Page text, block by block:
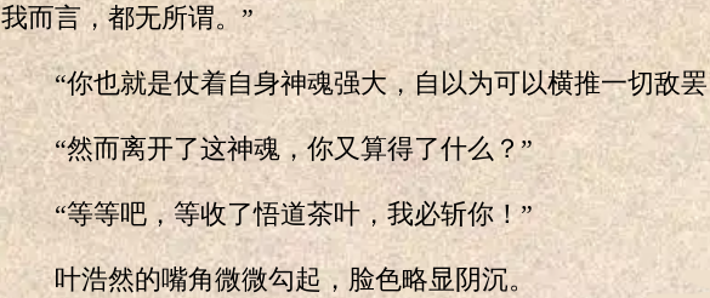
我而言，都无所谓。”
“你也就是仗着自身神魂强大，自以为可以横推一切敌罢
“然而离开了这神魂，你又算得了什么？”
“等等吧，等收了悟道茶叶，我必斩你！”
叶浩然的嘴角微微勾起，脸色略显阴沉。